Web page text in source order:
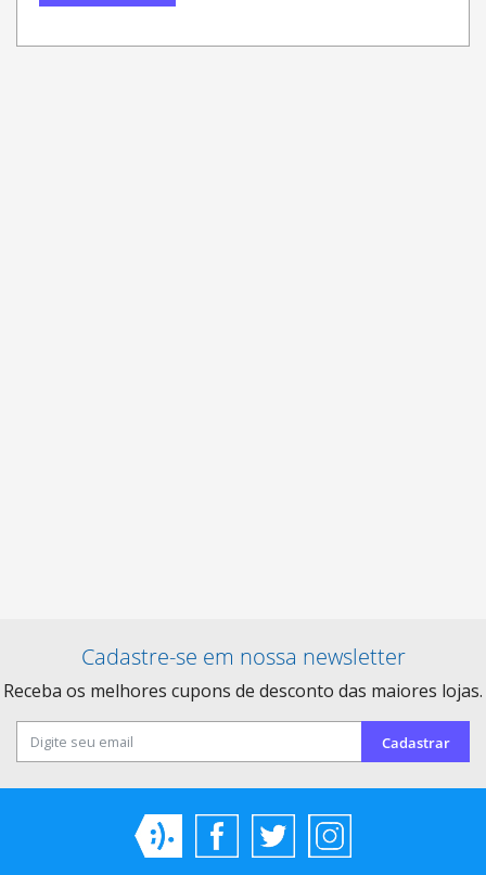
Cadastre-se em nossa newsletter
Receba os melhores cupons de desconto das maiores lojas.
Cadastrar